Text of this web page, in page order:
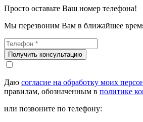
Просто оставьте Ваш номер телефона!
Мы перезвоним Вам в ближайшее
Получить консультацию
Даю согласие на обработку моих
правилам, обозначенным в политике
или позвоните по телефону: